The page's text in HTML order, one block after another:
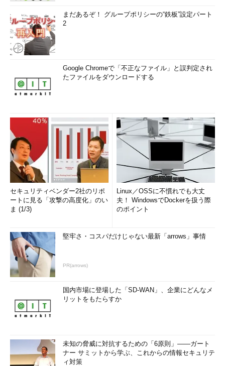
まだあるぞ！ グループポリシーの“鉄板”設定パート
2
Google Chromeで「不正なファイル」と誤判定され
たファイルをダウンロードする
セキュリティベンダー2社のリポ
ートに見る「攻撃の高度化」のい
ま (1/3)
Linux／OSSに不慣れでも大丈
夫！ WindowsでDockerを扱う際
のポイント
堅牢さ・コスパだけじゃない最新「arrows」事情
PR(arrows)
国内市場に登場した「SD-WAN」、企業にどんなメ
リットをもたらすか
未知の脅威に対抗するための「6原則」――ガート
ナー サミットから学ぶ、これからの情報セキュリテ
ィ対策